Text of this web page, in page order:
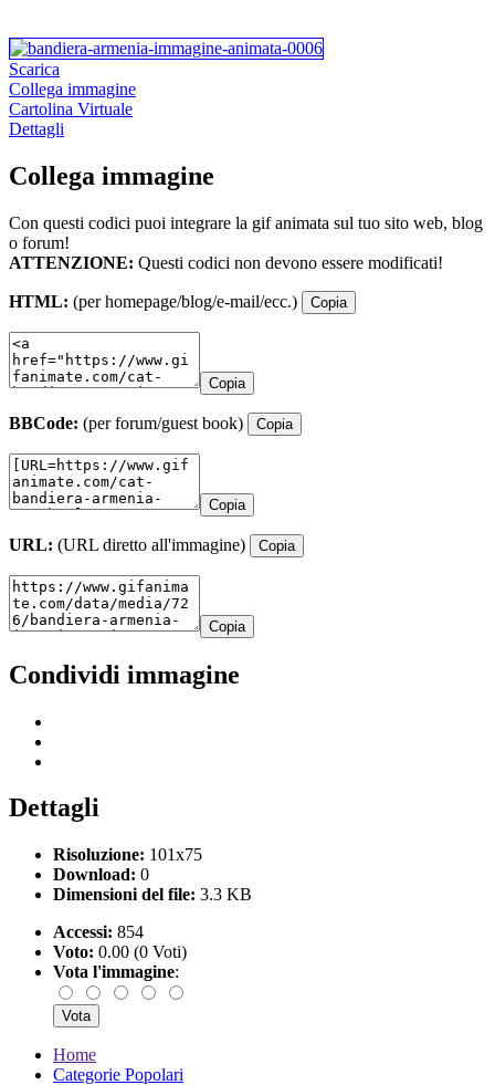
Scarica
Collega immagine
Cartolina Virtuale
Dettagli
Collega immagine
Con questi codici puoi integrare la gif animata sul tuo sito web, blog
o forum!
ATTENZIONE: Questi codici non devono essere modificati!
HTML: (per homepage/blog/e-mail/ecc.) Copia
Copia
BBCode: (per forum/guest book) Copia
Copia
URL: (URL diretto all'immagine) Copia
Copia
Condividi immagine
Dettagli
Risoluzione: 101x75
Download: 0
Dimensioni del file: 3.3 KB
Accessi: 854
Voto: 0.00 (0 Voti)
Vota l'immagine:
Home
Categorie Popolari